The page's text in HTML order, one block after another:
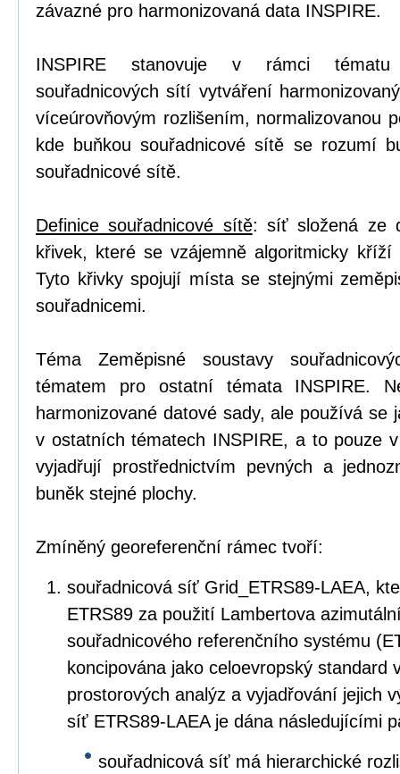
závazné pro harmonizovaná data INSPIRE.
INSPIRE stanovuje v rámci tématu
souřadnicových sítí vytváření
víceúrovňovým rozlišením, normalizovanou
kde buňkou souřadnicové sítě se rozumí
souřadnicové sítě.
Definice souřadnicové sítě: síť složená ze
křivek, které se vzájemně algoritmicky
Tyto křivky spojují místa se stejnými
souřadnicemi.
Téma Zeměpisné soustavy
tématem pro ostatní témata INSPIRE.
harmonizované datové sady, ale používá se
v ostatních tématech INSPIRE, a to pouze
vyjadřují prostřednictvím pevných a
buněk stejné plochy.
Zmíněný georeferenční rámec tvoří:
souřadnicová síť Grid_ETRS89-LAEA,
ETRS89 za použití Lambertova
souřadnicového referenčního systému
koncipována jako celoevropský standard
prostorových analýz a vyjadřování jejich
síť ETRS89-LAEA je dána následujícími
souřadnicová síť má hierarchické